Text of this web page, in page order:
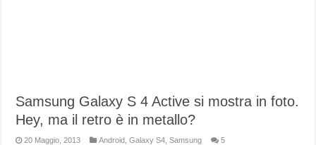
Samsung Galaxy S 4 Active si mostra in foto.
Hey, ma il retro è in metallo?
20 Maggio, 2013 Android ,Galaxy S4 ,Samsung 5